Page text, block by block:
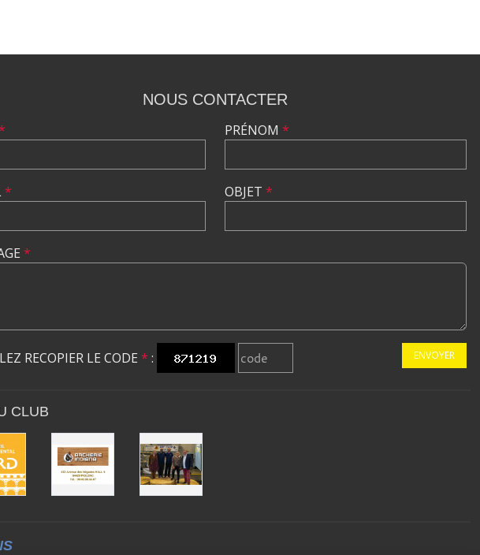
NOUS CONTACTER
*
PRÉNOM *
OBJET *
*
RECOPIER LE CODE * : ENVOYER
CLUB